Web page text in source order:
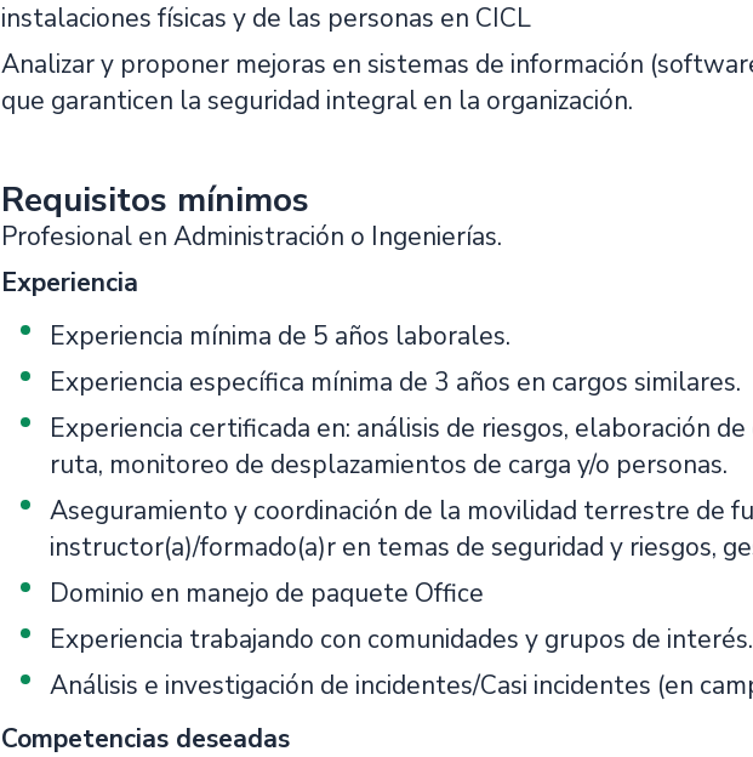
instalaciones físicas y de las personas en CICL
Analizar y proponer mejoras en sistemas de información
que garanticen la seguridad integral en la organización.
Requisitos mínimos
Profesional en Administración o Ingenierías.
Experiencia
Experiencia mínima de 5 años laborales.
Experiencia específica mínima de 3 años en cargos similares.
Experiencia certificada en: análisis de riesgos, elaboración
ruta, monitoreo de desplazamientos de carga y/o personas.
Aseguramiento y coordinación de la movilidad terrestre de
instructor(a)/formado(a)r en temas de seguridad y riesgos,
Dominio en manejo de paquete Office
Experiencia trabajando con comunidades y grupos de interés.
Análisis e investigación de incidentes/Casi incidentes (en
Competencias deseadas